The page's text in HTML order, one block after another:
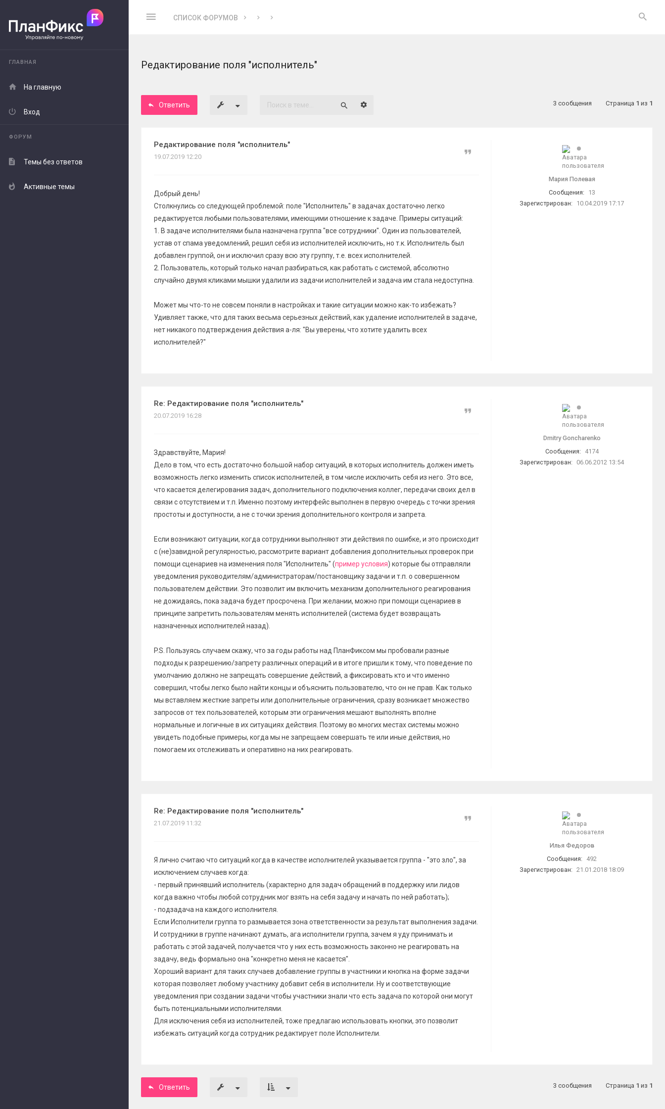
СПИСОК ФОРУМОВ
ГЛАВНАЯ
На главную
Вход
ФОРУМ
Темы без ответов
Активные темы
Редактирование поля "исполнитель"
Ответить
Расширенный поиск 3 сообщения Страница 1 из 1
Мария Полевая
Сообщения:
13
Зарегистрирован:
10.04.2019 17:17
Редактирование поля "исполнитель"
Цитата
19.07.2019 12:20
Добрый день!
Столкнулись со следующей проблемой: поле "Исполнитель" в задачах достаточно легко
редактируется любыми пользователями, имеющими отношение к задаче. Примеры ситуаций:
1. В задаче исполнителями была назначена группа "все сотрудники". Один из пользователей,
устав от спама уведомлений, решил себя из исполнителей исключить, но т.к. Исполнитель был
добавлен группой, он и исключил сразу всю эту группу, т.е. всех исполнителей.
2. Пользователь, который только начал разбираться, как работать с системой, абсолютно
случайно двумя кликами мышки удалили из задачи исполнителей и задача им стала недоступна.
Может мы что-то не совсем поняли в настройках и такие ситуации можно как-то избежать?
Удивляет также, что для таких весьма серьезных действий, как удаление исполнителей в задаче,
нет никакого подтверждения действия а-ля: "Вы уверены, что хотите удалить всех
исполнителей?"
Dmitry Goncharenko
Сообщения:
4174
Зарегистрирован:
06.06.2012 13:54
Re: Редактирование поля "исполнитель"
Цитата
20.07.2019 16:28
Здравствуйте, Мария!
Дело в том, что есть достаточно большой набор ситуаций, в которых исполнитель должен иметь
возможность легко изменить список исполнителей, в том числе исключить себя из него. Это все,
что касается делегирования задач, дополнительного подключения коллег, передачи своих дел в
связи с отсутствием и т.п. Именно поэтому интерфейс выполнен в первую очередь с точки зрения
простоты и доступности, а не с точки зрения дополнительного контроля и запрета.
Если возникают ситуации, когда сотрудники выполняют эти действия по ошибке, и это происходит
с (не)завидной регулярностью, рассмотрите вариант добавления дополнительных проверок при
помощи сценариев на изменения поля "Исполнитель" (пример условия) которые бы отправляли
уведомления руководителям/администраторам/постановщику задачи и т.п. о совершенном
пользователем действии. Это позволит им включить механизм дополнительного реагирования
не дожидаясь, пока задача будет просрочена. При желании, можно при помощи сценариев в
принципе запретить пользователям менять исполнителей (система будет возвращать
назначенных исполнителей назад).
P.S. Пользуясь случаем скажу, что за годы работы над ПланФиксом мы пробовали разные
подходы к разрешению/запрету различных операций и в итоге пришли к тому, что поведение по
умолчанию должно не запрещать совершение действий, а фиксировать кто и что именно
совершил, чтобы легко было найти концы и объяснить пользователю, что он не прав. Как только
мы вставляем жесткие запреты или дополнительные ограничения, сразу возникает множество
запросов от тех пользователей, которым эти ограничения мешают выполнять вполне
нормальные и логичные в их ситуациях действия. Поэтому во многих местах системы можно
увидеть подобные примеры, когда мы не запрещаем совершать те или иные действия, но
помогаем их отслеживать и оперативно на них реагировать.
Илья Федоров
Сообщения:
492
Зарегистрирован: 21.01.2018 18:09
Re: Редактирование поля "исполнитель"
Цитата
21.07.2019 11:32
Я лично считаю что ситуаций когда в качестве исполнителей указывается группа - "это зло", за
исключением случаев когда:
- первый принявший исполнитель (характерно для задач обращений в поддержку или лидов
когда важно чтобы любой сотрудник мог взять на себя задачу и начать по ней работать);
- подзадача на каждого исполнителя.
Если Исполнители группа то размывается зона ответственности за результат выполнения задачи.
И сотрудники в группе начинают думать, ага исполнители группа, зачем я уду принимать и
работать с этой задачей, получается что у них есть возможность законно не реагировать на
задачу, ведь формально она "конкретно меня не касается".
Хороший вариант для таких случаев добавление группы в участники и кнопка на форме задачи
которая позволяет любому участнику добавит себя в исполнители. Ну и соответствующие
уведомления при создании задачи чтобы участники знали что есть задача по которой они могут
быть потенциальными исполнителями.
Для исключения себя из исполнителей, тоже предлагаю использовать кнопки, это позволит
избежать ситуаций когда сотрудник редактирует поле Исполнители.
Ответить 3 сообщения Страница 1 из 1